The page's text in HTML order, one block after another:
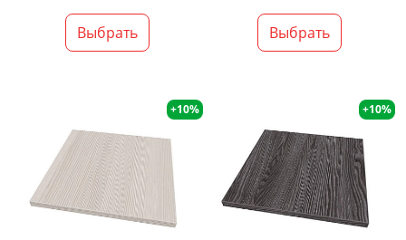
Выбрать Выбрать
+10% +10%